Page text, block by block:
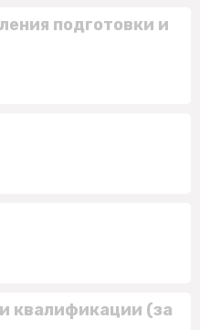
подготовки и
квалификации (за